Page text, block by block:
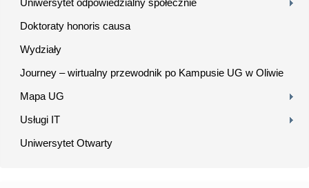
Uniwersytet odpowiedzialny społecznie
Doktoraty honoris causa
Wydziały
Journey – wirtualny przewodnik po Kampusie UG w Oliwie
Mapa UG
Usługi IT
Uniwersytet Otwarty